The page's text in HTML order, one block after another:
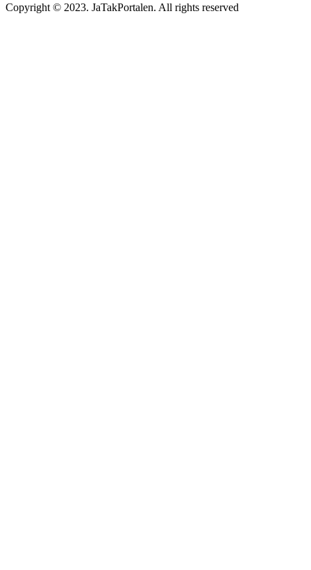
Copyright © 2023. JaTakPortalen. All rights reserved